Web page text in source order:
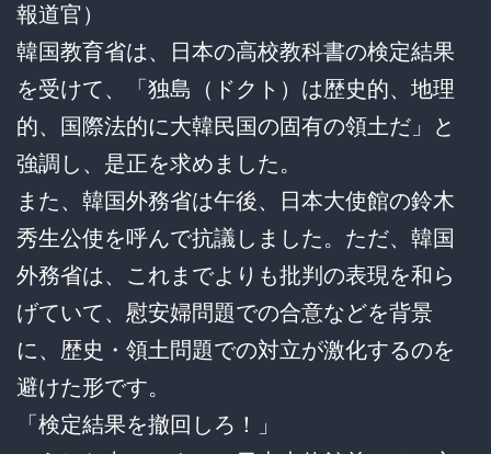
報道官）
韓国教育省は、日本の高校教科書の検定結果
を受けて、「独島（ドクト）は歴史的、地理
的、国際法的に大韓民国の固有の領土だ」と
強調し、是正を求めました。
また、韓国外務省は午後、日本大使館の鈴木
秀生公使を呼んで抗議しました。ただ、韓国
外務省は、これまでよりも批判の表現を和ら
げていて、慰安婦問題での合意などを背景
に、歴史・領土問題での対立が激化するのを
避けた形です。
「検定結果を撤回しろ！」